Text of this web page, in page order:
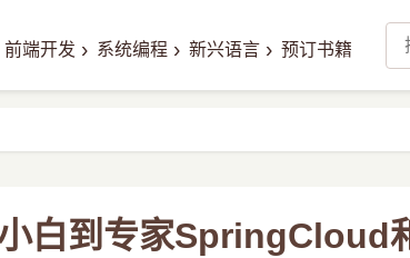
前端开发 › 系统编程 › 新兴语言 › 预订书籍
白到专家SpringCloud